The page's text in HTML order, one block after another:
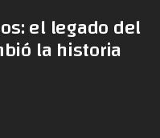
el legado del
la historia